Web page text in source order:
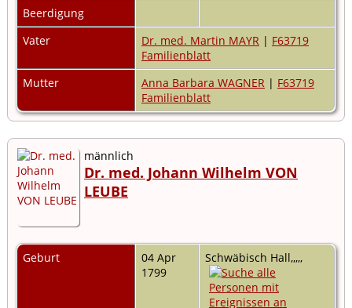
Beerdigung
Vater
Dr. med. Martin MAYR | F63719
Familienblatt
Mutter
Anna Barbara WAGNER | F63719
Familienblatt
männlich
Dr. med. Johann Wilhelm VON
LEUBE
Geburt
04 Apr
1799
Schwäbisch Hall,,,,,